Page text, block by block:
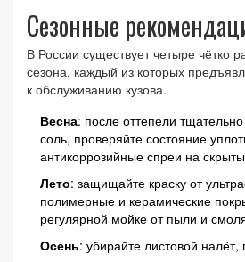
Сезонные
В России существует четыре чётко
сезона, каждый из которых
к обслуживанию кузова.
Весна: после оттепели
соль, проверяйте состояние
антикоррозийные спреи на
Лето: защищайте краску от
полимерные и керамические
регулярной мойке от пыли и
Осень: убирайте листовой налёт,